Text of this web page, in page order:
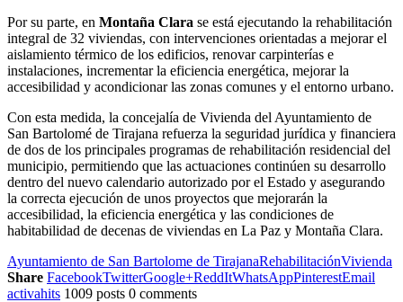
Por su parte, en Montaña Clara se está ejecutando la rehabilitación
integral de 32 viviendas, con intervenciones orientadas a mejorar el
aislamiento térmico de los edificios, renovar carpinterías e
instalaciones, incrementar la eficiencia energética, mejorar la
accesibilidad y acondicionar las zonas comunes y el entorno urbano.
Con esta medida, la concejalía de Vivienda del Ayuntamiento de
San Bartolomé de Tirajana refuerza la seguridad jurídica y financiera
de dos de los principales programas de rehabilitación residencial del
municipio, permitiendo que las actuaciones continúen su desarrollo
dentro del nuevo calendario autorizado por el Estado y asegurando
la correcta ejecución de unos proyectos que mejorarán la
accesibilidad, la eficiencia energética y las condiciones de
habitabilidad de decenas de viviendas en La Paz y Montaña Clara.
Ayuntamiento de San Bartolome de TirajanaRehabilitaciónVivienda
Share FacebookTwitterGoogle+ReddItWhatsAppPinterestEmail
activahits 1009 posts 0 comments